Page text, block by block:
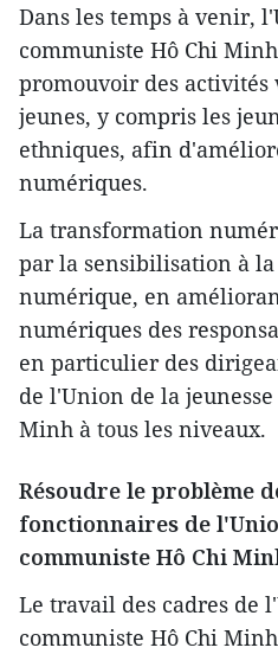
Dans les temps à venir,
communiste Hô Chi
promouvoir des activités
jeunes, y compris les
ethniques, afin
numériques.
La transformation
par la sensibilisation à
numérique, en
numériques des
en particulier des
de l'Union de la
Minh à tous les niveaux.
Résoudre le problème
fonctionnaires de
communiste Hô Chi
Le travail des cadres de
communiste Hô Chi